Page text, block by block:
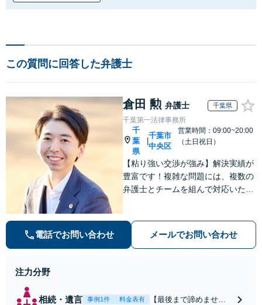
この質問に回答した弁護士
倉田 勲 弁護士 千葉県
千葉第一法律事務所
千
葉
県
千葉市
中央区
営業時間：09:00~20:00
（土日祝日）
【粘り強い交渉が強み】解決実績が
豊富です！複雑な問題には、複数の
弁護士とチームを組んで対応いたし
添い、不安を軽減します。まずはお
気軽にご相談ください。
電話でお問い合わせ メールでお問い合わせ
注力分野
相続・遺言 事例1件 料金表有
【最後まで諦めませ